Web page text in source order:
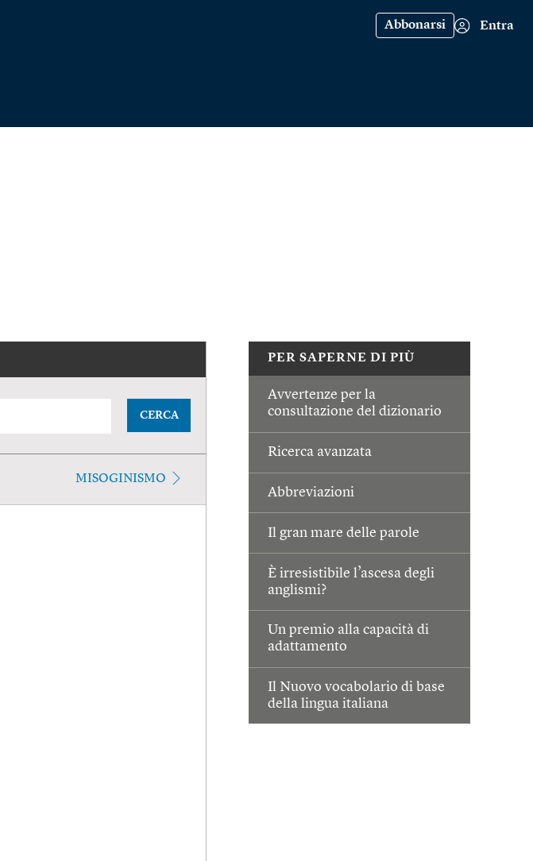
Abbonarsi Entra
PER SAPERNE DI PIÙ
Avvertenze per la
consultazione del dizionario
Ricerca avanzata
Abbreviazioni
Il gran mare delle parole
È irresistibile l’ascesa degli
anglismi?
Un premio alla capacità di
adattamento
Il Nuovo vocabolario di base
della lingua italiana
CERCA
MISOGINISMO